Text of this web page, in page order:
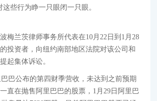
些行为睁一只眼闭一只眼。
梅兰茨律师事务所代表在10月22日到1月28
投资者，向纽约南部地区法院对该公司和
起集体诉讼。
巴公布的第四财季营收，未达到之前预期
直在抛售阿里巴巴的股票，1月29日阿里巴